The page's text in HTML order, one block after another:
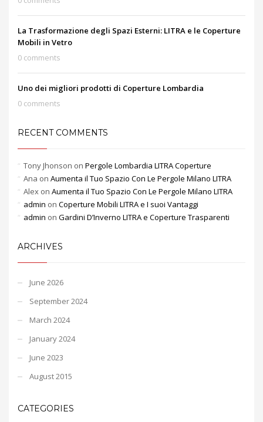
La Trasformazione degli Spazi Esterni: LITRA e le Coperture
Mobili in Vetro
0 comments
Uno dei migliori prodotti di Coperture Lombardia
0 comments
RECENT COMMENTS
Tony Jhonson on Pergole Lombardia LITRA Coperture
Ana on Aumenta il Tuo Spazio Con Le Pergole Milano LITRA
Alex on Aumenta il Tuo Spazio Con Le Pergole Milano LITRA
admin on Coperture Mobili LITRA e I suoi Vantaggi
admin on Gardini D’Inverno LITRA e Coperture Trasparenti
ARCHIVES
June 2026
September 2024
March 2024
January 2024
June 2023
August 2015
CATEGORIES